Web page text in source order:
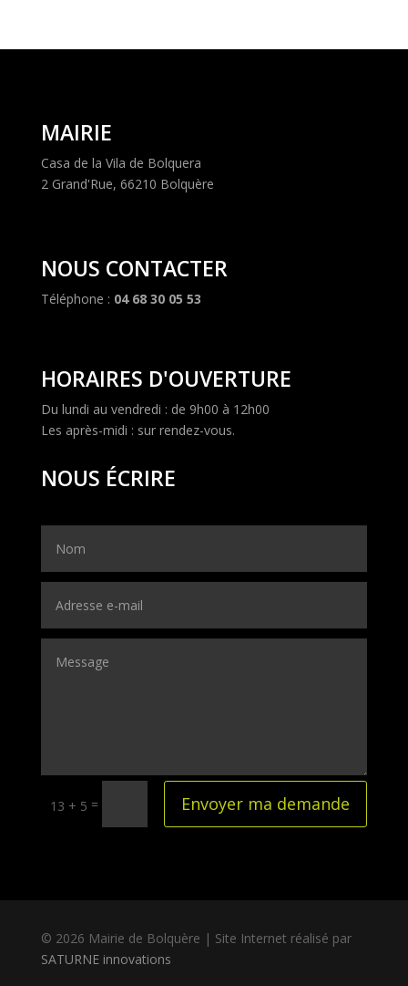
MAIRIE
Casa de la Vila de Bolquera
2 Grand'Rue, 66210 Bolquère
NOUS CONTACTER
Téléphone : 04 68 30 05 53
HORAIRES D'OUVERTURE
Du lundi au vendredi : de 9h00 à 12h00
Les après-midi : sur rendez-vous.
NOUS ÉCRIRE
13 + 5 = Envoyer ma demande
© 2026 Mairie de Bolquère | Site Internet réalisé par
SATURNE innovations